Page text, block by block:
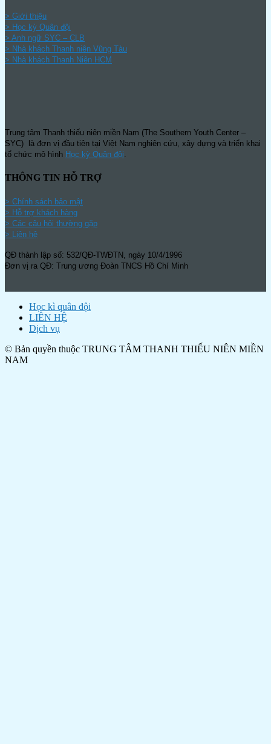
> Giới thiệu
> Học kỳ Quân đội
> Anh ngữ SYC – CLB
> Nhà khách Thanh niên Vũng Tàu
> Nhà khách Thanh Niên HCM
Trung tâm Thanh thiếu niên miền Nam (The Southern Youth Center –
SYC) là đơn vị đầu tiên tại Việt Nam nghiên cứu, xây dựng và triển khai
tổ chức mô hình Học kỳ Quân đội
THÔNG TIN HỖ TRỢ
> Chính sách bảo mật
> Hỗ trợ khách hàng
> Các câu hỏi thường gặp
> Liên hệ
QĐ thành lập số: 532/QĐ-TWĐTN, ngày 10/4/1996
Đơn vị ra QĐ: Trung ương Đoàn TNCS Hồ Chí Minh
Học kì quân đội
LIÊN HỆ
Dịch vụ
© Bản quyền thuộc TRUNG TÂM THANH THIẾU NIÊN MIỀN
NAM